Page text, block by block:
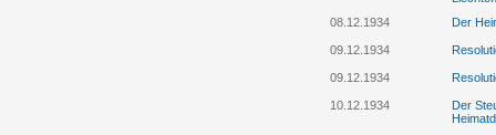
08.12.1934
Der
09.12.1934
09.12.1934
10.12.1934
Der